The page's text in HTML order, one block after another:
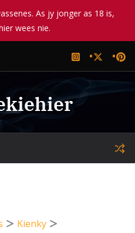
As jy jonger as 18 is,
wees nie.
Kienky